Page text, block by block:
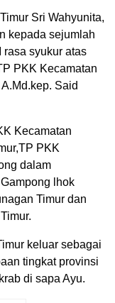
Sri Wahyunita,
kepada sejumlah
rasa syukur atas
PKK Kecamatan
Said
Kecamatan
PKK
dalam
lhok
Timur dan
keluar sebagai
tingkat provinsi
di sapa Ayu.